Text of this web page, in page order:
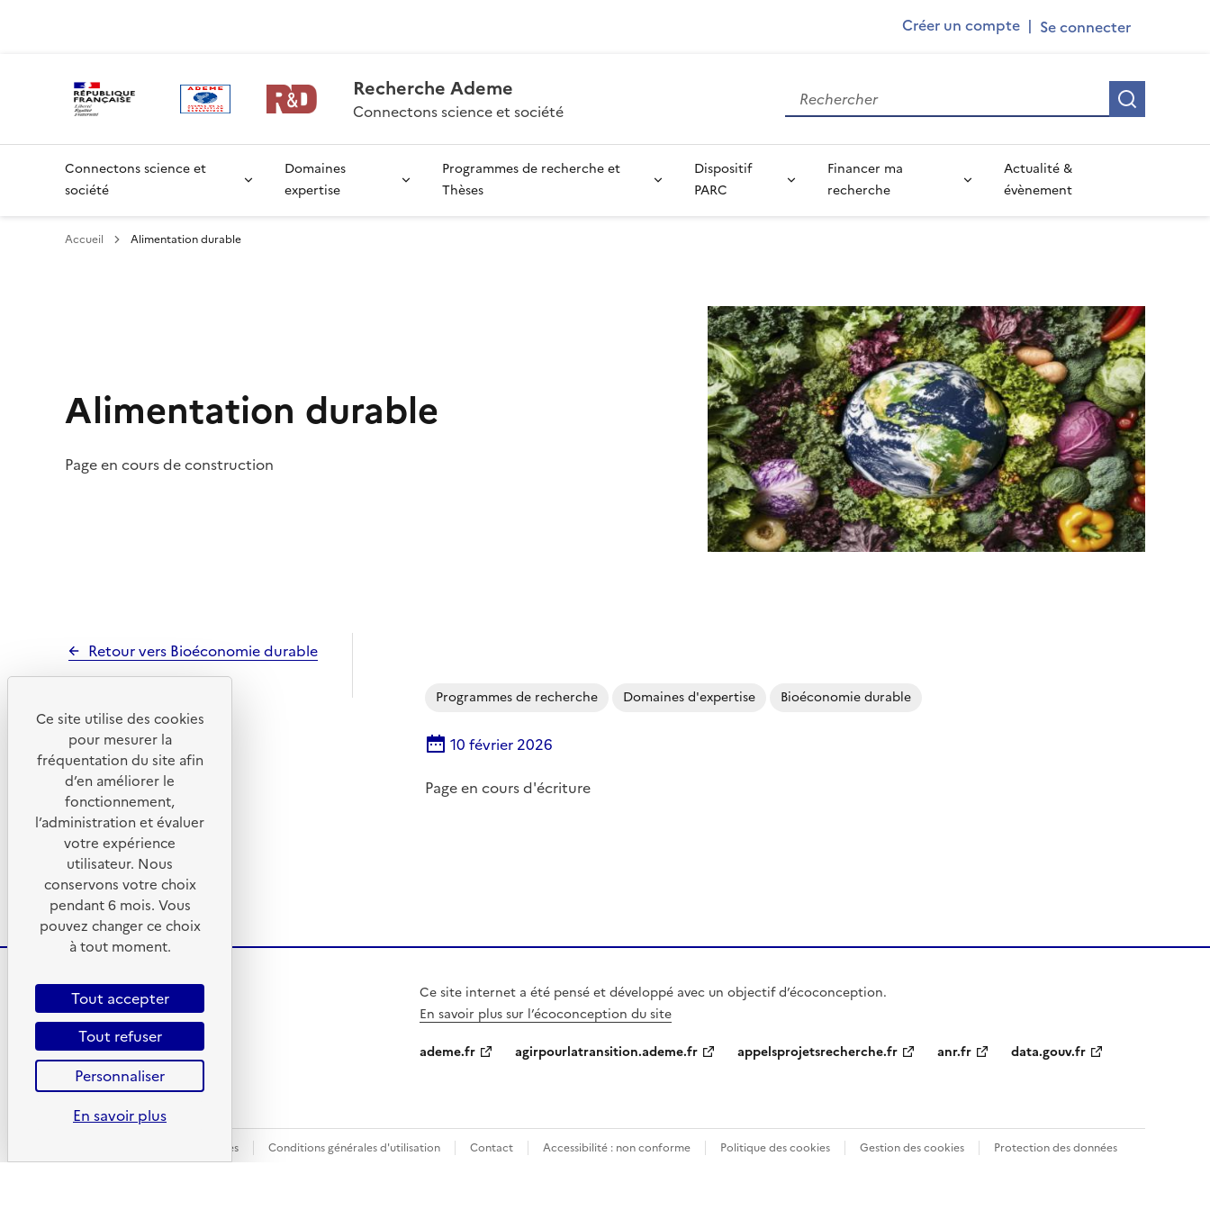
Ademe
menu
Créer un compte |
Recherche Ademe
Connectons science et société
Connectons science et
société
Domaines
expertise
Programmes de recherche et
Thèses
Dispositif
PARC
Financer ma
recherche
Actualité &
évènement
Accueil Alimentation durable
Alimentation durable
Page en cours de construction
Retour vers Bioéconomie durable
Programmes de recherche Domaines d'expertise Bioéconomie durable
10 février 2026
Page en cours d'écriture
Ce site internet a été pensé et développé avec un objectif d’écoconception.
En savoir plus sur l’écoconception du site
ademe.fr
agirpourlatransition.ademe.fr appelsprojetsrecherche.fr anr.fr data.gouv.fr
Mentions légales Conditions générales d'utilisation Contact Accessibilité : non conforme Politique des cookies Gestion des cookies
Protection des données
Ce site utilise des cookies
pour mesurer la
fréquentation du site afin
d’en améliorer le
fonctionnement,
l’administration et évaluer
votre expérience
utilisateur. Nous
conservons votre choix
pendant 6 mois. Vous
pouvez changer ce choix
à tout moment.
Tout accepter
Tout refuser
Personnaliser
En savoir plus